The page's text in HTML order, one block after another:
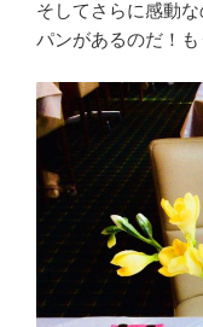
そしてさらに感動
パンがあるのだ！も